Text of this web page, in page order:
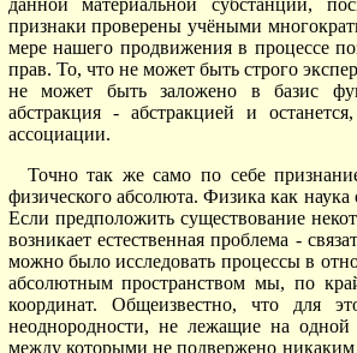
признаки проверены учёными
мере нашего продвижения в процессе
прав. То, что не может быть строго
не может быть заложено в базис
абстракция - абстракцией и
ассоциации.
Точно так же само по себе
физического абсолюта. Физика как
Если предположить существование
возникает естественная проблема -
можно было исследовать процессы в
абсолютным пространством мы, по
координат. Общеизвестно, что для
неоднородности, не лежащие на
между которыми не подвержено